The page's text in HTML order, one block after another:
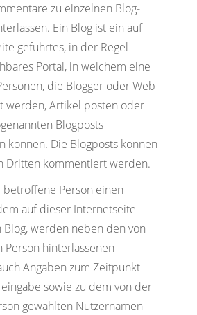
zu einzelnen Blog-
Ein Blog ist ein auf
geführtes, in der Regel
Portal, in welchem eine
die Blogger oder Web-
werden, Artikel posten oder
Blogposts
können. Die Blogposts können
Dritten kommentiert werden.
Person einen
auf dieser Internetseite
werden neben den von
hinterlassenen
Angaben zum Zeitpunkt
sowie zu dem von der
gewählten Nutzernamen